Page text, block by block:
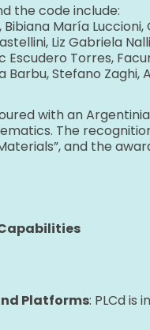
the code include:
María
Liz Gabriela
Escudero Torres,
Barbu, Stefano
with an
The
and the
Platforms: PLCd is